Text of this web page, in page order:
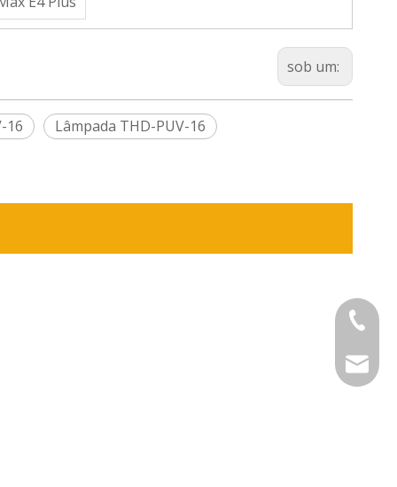
sob um:
16 Lâmpada THD-PUV-16
+86-